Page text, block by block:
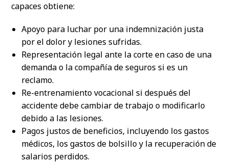
capaces obtiene:
Apoyo para luchar por una indemnización justa
por el dolor y lesiones sufridas.
Representación legal ante la corte en caso de una
demanda o la compañía de seguros si es un
reclamo.
Re-entrenamiento vocacional si después del
accidente debe cambiar de trabajo o modificarlo
debido a las lesiones.
Pagos justos de beneficios, incluyendo los gastos
médicos, los gastos de bolsillo y la recuperación de
salarios perdidos.